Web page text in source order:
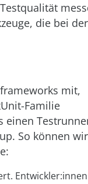
die bei der
mit,
Familie
einen
So können
Entwickler:innen